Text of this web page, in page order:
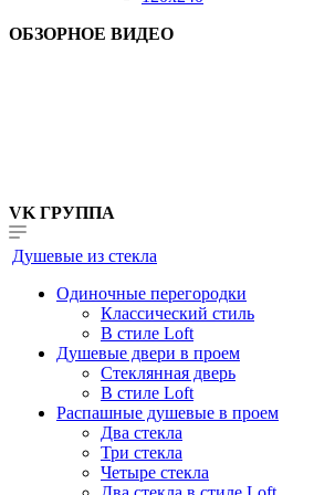
ОБЗОРНОЕ ВИДЕО
VK ГРУППА
Душевые из стекла
Одиночные перегородки
Классический стиль
В стиле Loft
Душевые двери в проем
Стеклянная дверь
В стиле Loft
Распашные душевые в проем
Два стекла
Три стекла
Четыре стекла